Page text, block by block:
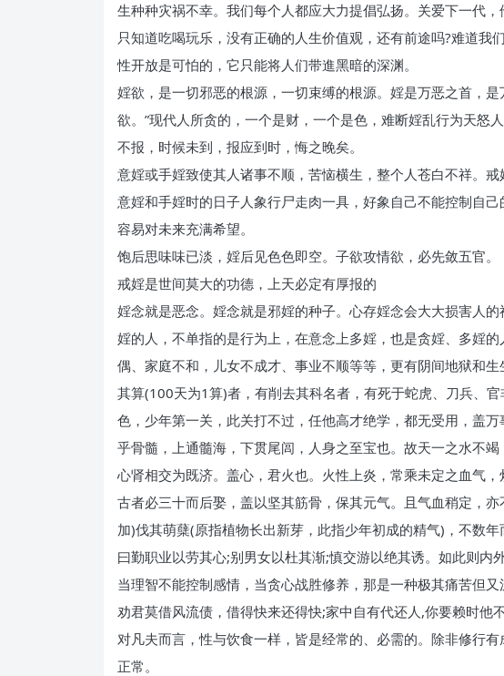
生种种灾祸不幸。我们每个人都应大力提倡弘扬。关爱下一代
只知道吃喝玩乐，没有正确的人生价值观，还有前途吗?难道我
性开放是可怕的，它只能将人们带進黑暗的深渊。
婬欲，是一切邪恶的根源，一切束缚的根源。婬是万恶之首，
欲。”现代人所贪的，一个是财，一个是色，难断婬乱行为天怒
不报，时候未到，报应到时，悔之晚矣。
意婬或手婬致使其人诸事不顺，苦恼横生，整个人苍白不祥。
意婬和手婬时的日子人象行尸走肉一具，好象自己不能控制自
容易对未来充满希望。
饱后思味味已淡，婬后见色色即空。子欲攻情欲，必先敛五官。
戒婬是世间莫大的功德，上天必定有厚报的
婬念就是恶念。婬念就是邪婬的种子。心存婬念会大大损害人
婬的人，不单指的是行为上，在意念上多婬，也是贪婬、多婬
偶、家庭不和，儿女不成才、事业不顺等等，更有阴间地狱和
其算(100天为1算)者，有削去其科名者，有死于蛇虎、刀兵、
色，少年第一关，此关打不过，任他高才绝学，都无受用，盖
乎骨髓，上通髓海，下贯尾闾，人身之至宝也。故天一之水不
心肾相交为既济。盖心，君火也。火性上炎，常乘未定之血气
古者必三十而后娶，盖以坚其筋骨，保其元气。且气血稍定，
加)伐其萌蘖(原指植物长出新芽，此指少年初成的精气)，不数
曰勤职业以劳其心;别男女以杜其渐;慎交游以绝其诱。如此则内
当理智不能控制感情，当贪心战胜修养，那是一种极其痛苦但
劝君莫借风流债，借得快来还得快;家中自有代还人,你要赖时他不
对凡夫而言，性与饮食一样，皆是经常的、必需的。除非修行
正常。